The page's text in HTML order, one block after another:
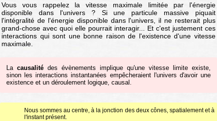
Vous vous rappelez la vitesse maximale limitée par l'énergie
disponible dans l'univers ? Si une particule massive piquait
l'intégralité de l'énergie disponible dans l'univers, il ne resterait plus
grand-chose avec quoi elle pourrait interagir... Et c'est justement ces
interactions qui sont une bonne raison de l'existence d'une vitesse
maximale.
La causalité des évènements implique qu'une vitesse limite existe,
sinon les interactions instantanées empêcheraient l'univers d'avoir une
existence et un déroulement logique, causal.
Nous sommes au centre, à la jonction des deux cônes, spatialement et à
l'instant présent.